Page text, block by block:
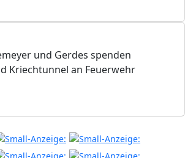
und Gerdes spenden
Kriechtunnel an Feuerwehr